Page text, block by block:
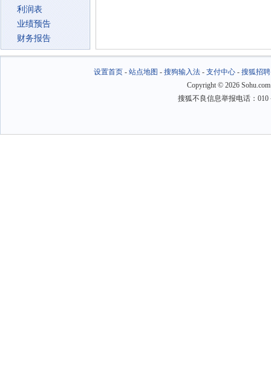
利润表
业绩预告
财务报告
设置首页- 站点地图 - 搜狗输入法- 支付中心- 搜狐招聘
Copyright © 2026
搜狐不良信息举报电话：010